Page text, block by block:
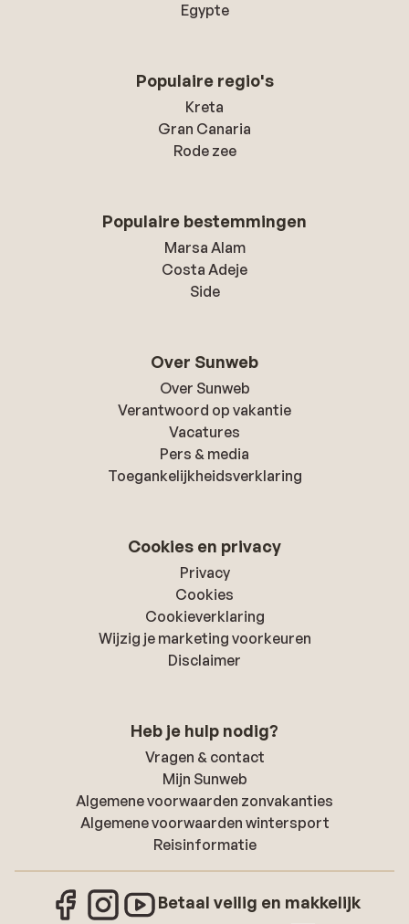
Egypte
Populaire regio's
Kreta
Gran Canaria
Rode zee
Populaire bestemmingen
Marsa Alam
Costa Adeje
Side
Over Sunweb
Over Sunweb
Verantwoord op vakantie
Vacatures
Pers & media
Toegankelijkheidsverklaring
Cookies en privacy
Privacy
Cookies
Cookieverklaring
Wijzig je marketing voorkeuren
Disclaimer
Heb je hulp nodig?
Vragen & contact
Mijn Sunweb
Algemene voorwaarden zonvakanties
Algemene voorwaarden wintersport
Reisinformatie
Betaal veilig en makkelijk